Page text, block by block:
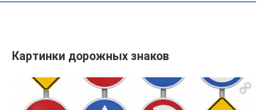
Картинки дорожных знаков